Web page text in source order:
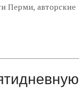
Перми, авторские